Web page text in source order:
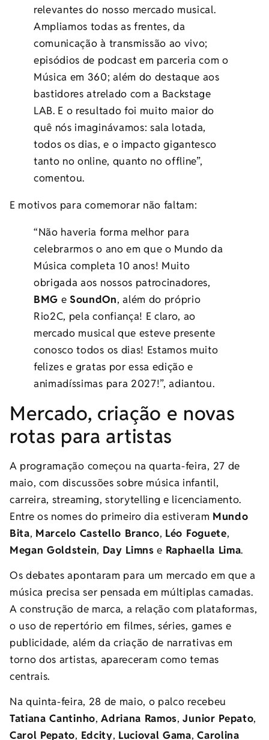
relevantes do nosso mercado musical.
Ampliamos todas as frentes, da
comunicação à transmissão ao vivo;
episódios de podcast em parceria com o
Música em 360; além do destaque aos
bastidores atrelado com a Backstage
LAB. E o resultado foi muito maior do
quê nós imaginávamos: sala lotada,
todos os dias, e o impacto gigantesco
tanto no online, quanto no offline”,
comentou.
E motivos para comemorar não faltam:
“Não haveria forma melhor para
celebrarmos o ano em que o Mundo da
Música completa 10 anos! Muito
obrigada aos nossos patrocinadores,
BMG eSoundOn, além do próprio
Rio2C, pela confiança! E claro, ao
mercado musical que esteve presente
conosco todos os dias! Estamos muito
felizes e gratas por essa edição e
animadíssimas para 2027!”, adiantou.
Mercado, criação e novas
rotas para artistas
A programação começou na quarta-feira, 27 de
maio, com discussões sobre música infantil,
carreira, streaming, storytelling e licenciamento.
Entre os nomes do primeiro dia estiveram Mundo
Bita, Marcelo Castello Branco, Léo Foguete,
Megan Goldstein, Day Limns e Raphaella Lima.
Os debates apontaram para um mercado em que a
música precisa ser pensada em múltiplas camadas.
A construção de marca, a relação com plataformas,
o uso de repertório em filmes, séries, games e
publicidade, além da criação de narrativas em
torno dos artistas, apareceram como temas
centrais.
Na quinta-feira, 28 de maio, o palco recebeu
Tatiana Cantinho,Adriana Ramos,Junior Pepato,
Carol Pepato, Edcity, Lucioval Gama,Carolina